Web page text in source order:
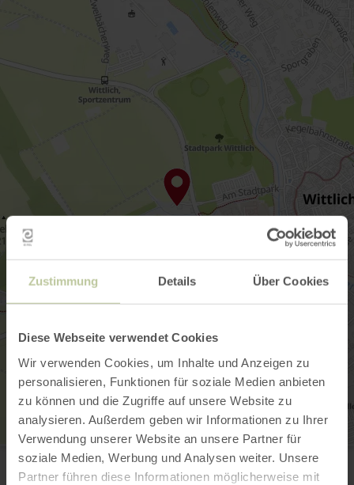
Zustimmung Details Über Cookies
Diese Webseite verwendet Cookies
Wir verwenden Cookies, um Inhalte und Anzeigen zu
personalisieren, Funktionen für soziale Medien anbieten
zu können und die Zugriffe auf unsere Website zu
analysieren. Außerdem geben wir Informationen zu Ihrer
Verwendung unserer Website an unsere Partner für
soziale Medien, Werbung und Analysen weiter. Unsere
Partner führen diese Informationen möglicherweise mit
Tourist-Information Wittlich Stadt & Land
Marktplatz / Neustraße 2
54516 Wittlich